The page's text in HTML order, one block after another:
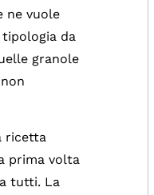
ne vuole
da
granole
ricetta
prima volta
tutti. La